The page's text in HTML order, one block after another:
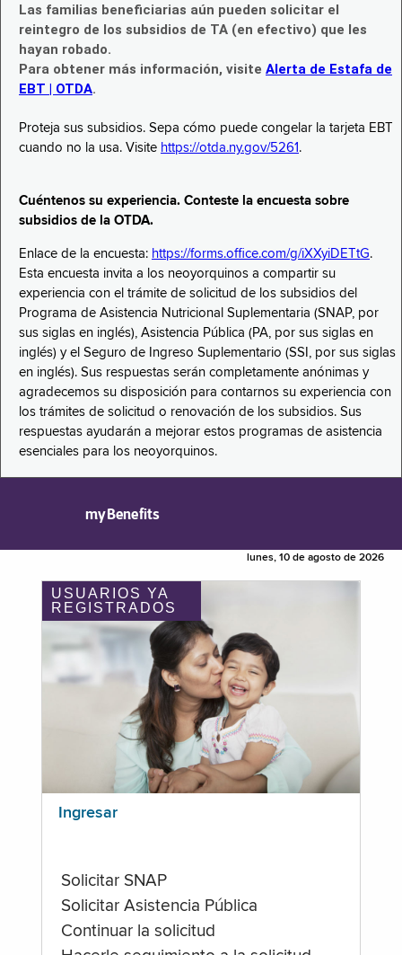
Las familias beneficiarias aún pueden solicitar el
reintegro de los subsidios de TA (en efectivo) que les
hayan robado.
Para obtener más información, visite Alerta de Estafa de
EBT | OTDA.
Proteja sus subsidios. Sepa cómo puede congelar la tarjeta EBT
cuando no la usa. Visite https://otda.ny.gov/5261 .
Cuéntenos su experiencia. Conteste la encuesta sobre
subsidios de la OTDA.
Enlace de la encuesta: https://forms.office.com/g/iXXyiDETtG.
Esta encuesta invita a los neoyorquinos a compartir su
experiencia con el trámite de solicitud de los subsidios del
Programa de Asistencia Nutricional Suplementaria (SNAP, por
sus siglas en inglés), Asistencia Pública (PA, por sus siglas en
inglés) y el Seguro de Ingreso Suplementario (SSI, por sus siglas
en inglés). Sus respuestas serán completamente anónimas y
agradecemos su disposición para contarnos su experiencia con
los trámites de solicitud o renovación de los subsidios. Sus
respuestas ayudarán a mejorar estos programas de asistencia
esenciales para los neoyorquinos.
myBenefits
lunes, 10 de agosto de 2026
USUARIOS YA
REGISTRADOS
Ingresar
Solicitar SNAP
Solicitar Asistencia Pública
Continuar la solicitud